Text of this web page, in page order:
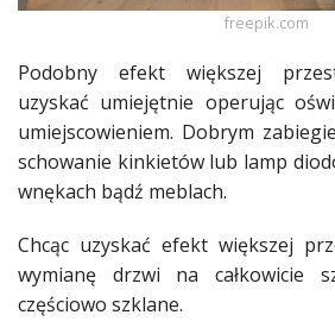
Porady
Blogerek
Konkursy
Studniówka
Dodaj
«
freepik.com
Podobny efekt większej
uzyskać umiejętnie operując
umiejscowieniem. Dobrym
schowanie kinkietów lub lamp
wnękach bądź meblach.
Chcąc uzyskać efekt większej
wymianę drzwi na całkowicie
częściowo szklane.